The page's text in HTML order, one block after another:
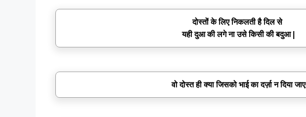
दोस्तों के लिए निकलती है दिल से
यही दुआ की लगे ना उसे किसी की बदुआ |
वो दोस्त ही क्या जिसको भाई का दर्ज़ा न दिया जाए